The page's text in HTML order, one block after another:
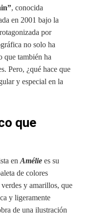
, conocida
en 2001 bajo la
por
no solo ha
que también ha
Pero, ¿qué hace que
y especial en la
que
en Amélie es su
de colores
y amarillos, que
y ligeramente
de una ilustración